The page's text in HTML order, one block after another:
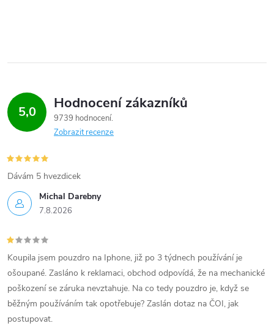
5,0 Hodnocení zákazníků
9739 hodnocení
Zobrazit recenze
Michal Darebny
7.8.2026
Dávám 5 hvezdicek
Koupila jsem pouzdro na Iphone, již po 3 týdnech používání je
ošoupané. Zasláno k reklamaci, obchod odpovídá, že na mechanické
poškození se záruka nevztahuje. Na co tedy pouzdro je, když se
běžným používáním tak opotřebuje? Zaslán dotaz na ČOI, jak
postupovat.